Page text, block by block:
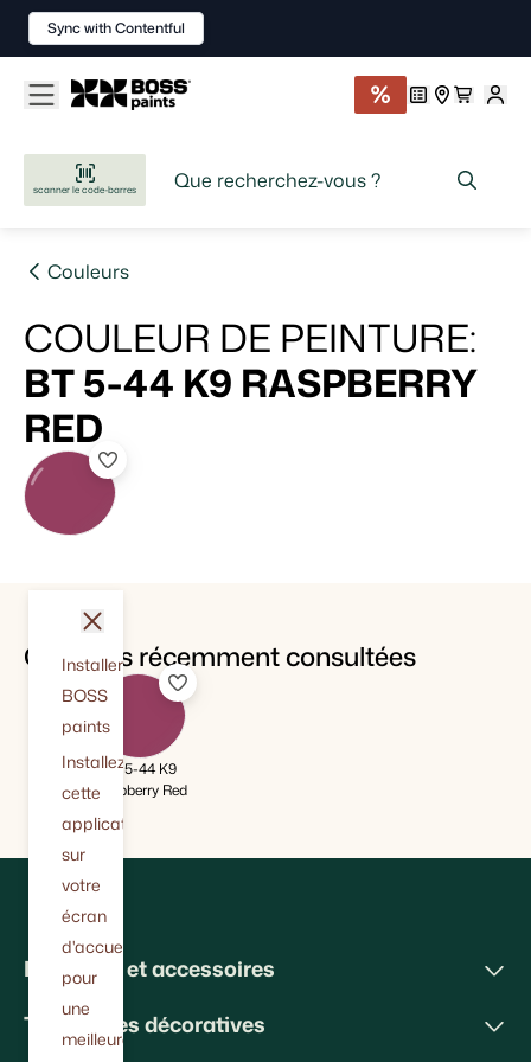
scanner le code-barres
Couleurs
COULEUR DE PEINTURE:
BT 5-44 K9 RASPBERRY
RED
Couleurs récemment consultées
BT 5-44 K9
Raspberry Red
Peintures et accessoires
Techniques décoratives
Installer
BOSS
paints
Installez
cette
application
sur
votre
écran
d'accueil
pour
une
meilleure
fermer
Sync with Contentful